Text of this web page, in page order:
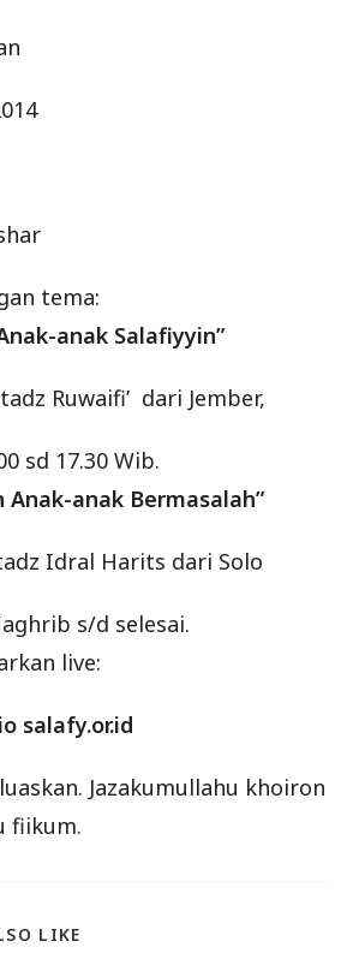
tema:
anak Salafiyyin”
Ruwaifi’ dari Jember,
sd 17.30 Wib.
Anak-anak Bermasalah”
Idral Harits dari Solo
s/d selesai.
live:
salafy.or.id
Jazakumullahu khoiron
fiikum.
LIKE